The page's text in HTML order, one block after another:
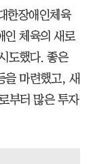
한장애인체육
인 체육의 새로
도했다. 좋은
을 마련했고, 새
부터 많은 투자